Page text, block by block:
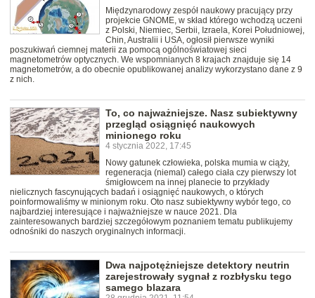
Międzynarodowy zespół naukowy pracujący przy
projekcie GNOME, w skład którego wchodzą uczeni
z Polski, Niemiec, Serbii, Izraela, Korei Południowej,
Chin, Australii i USA, ogłosił pierwsze wyniki
poszukiwań ciemnej materii za pomocą ogólnoświatowej sieci
magnetometrów optycznych. We wspomnianych 8 krajach znajduje się 14
magnetometrów, a do obecnie opublikowanej analizy wykorzystano dane z 9
z nich.
To, co najważniejsze. Nasz subiektywny
przegląd osiągnięć naukowych
minionego roku
4 stycznia 2022, 17:45
Nowy gatunek człowieka, polska mumia w ciąży,
regeneracja (niemal) całego ciała czy pierwszy lot
śmigłowcem na innej planecie to przykłady
nielicznych fascynujących badań i osiągnięć naukowych, o których
poinformowaliśmy w minionym roku. Oto nasz subiektywny wybór tego, co
najbardziej interesujące i najważniejsze w nauce 2021. Dla
zainteresowanych bardziej szczegółowym poznaniem tematu publikujemy
odnośniki do naszych oryginalnych informacji.
Dwa najpotężniejsze detektory neutrin
zarejestrowały sygnał z rozbłysku tego
samego blazara